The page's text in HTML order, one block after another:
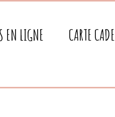
EN LIGNE CARTE